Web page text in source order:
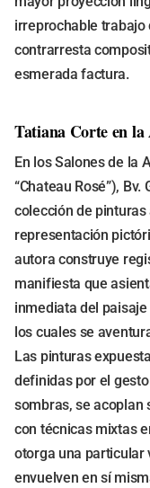
irreprochable
contrarresta
esmerada factura.
Tatiana Corte en la
En los Salones de la
“Chateau Rosé”),
colección de
representación
autora construye
manifiesta que
inmediata del
los cuales se
Las pinturas
definidas por el
sombras, se acoplan
con técnicas mixtas
otorga una particular
envuelven en sí